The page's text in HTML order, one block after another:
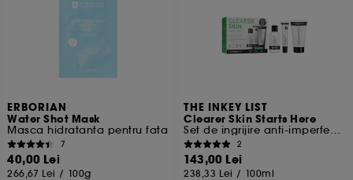
ERBORIAN
Water Shot Mask
Masca hidratanta pentru fata
7
40,00 Lei
266,67 Lei / 100g
THE INKEY LIST
Clearer Skin Starts Here
Set de ingrijire anti-imperfectiuni
2
143,00 Lei
238,33 Lei / 100ml